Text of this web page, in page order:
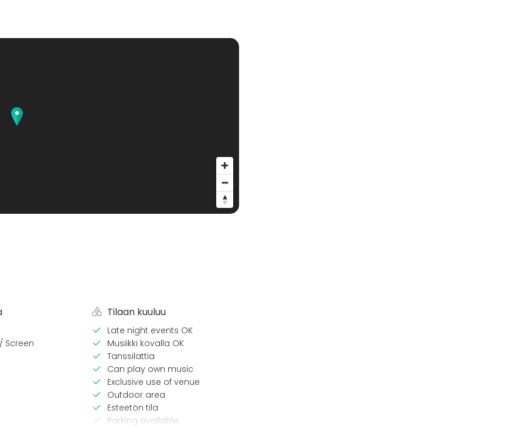
Screen
Tilaan kuuluu
Late night events OK
Musiikki kovalla OK
Tanssilattia
Can play own music
Exclusive use of venue
Outdoor area
Esteetön tila
Parking available